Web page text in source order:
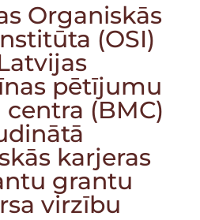
Organiskās
(OSI)
pētījumu
(BMC)
karjeras
grantu
virzību